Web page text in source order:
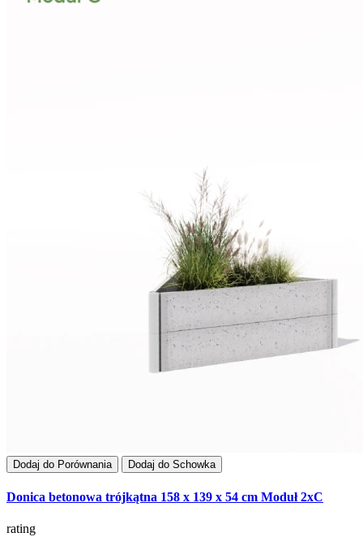
Dodaj do Porównania Dodaj do Schowka
Donica betonowa trójkątna 158 x 139 x 54 cm Moduł 2xC
rating